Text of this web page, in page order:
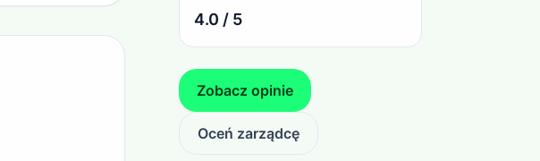
4.0 / 5
Zobacz opinie
Oceń zarządcę